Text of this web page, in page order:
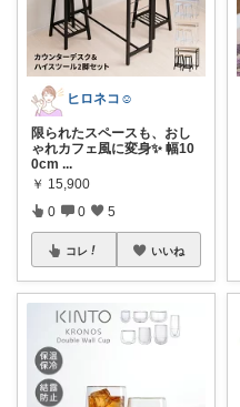
ヒロネコ☺
限られたスペースも、おし
ゃれカフェ風に変身✨ 幅10
0cm ...
￥ 15,900
0 0 5
コレ いいね